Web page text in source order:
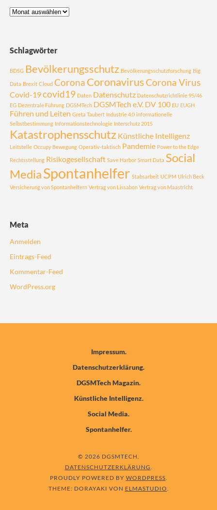
Schlagwörter
BDSG Bevölkerungsschutz Bevölkerungsschutzforschung Big
Data Brexit Cloud Corona Coronavirus Corona Virus
Covid-19covid19 Daten Datenschutz Datenschutzrichtlinie 95/46
EG Dezentrale Führung DGSMTech DGSMTech e.V. DV 100 EU EUGH
Führen und Leiten Greta Taubert Industrie 4.0 informationelle
Selbstbestimmung Informationstechnologie Interschutz 2015
Katastrophensschutz Künstliche Intelligenz
Leitstelle Occupy Bewegung Operativ-taktisch Pandemie Power to the Edge
Rechtsstellung Risikogesellschaft Save Harbor Smart Data Social
MediaSpontanhelfer Stabsarbeit UCPM Ulrich Beck
Versicherung von Spontanhelfern Vertrag von Lissabon Vertrag von Maastricht
Meta
Anmelden
Eintrags-Feed
Kommentar-Feed
WordPress.org
Impressum
Datenschutzerklärung
DGSMTech Magazin
Künstliche Intelligenz
Social Media
Spontanhelfer
© 2026 DGSMTECH
DATENSCHUTZERKLÄRUNG
PROUDLY POWERED BY WORDPRESS
THEME: DORAYAKI VON ELMASTUDIO